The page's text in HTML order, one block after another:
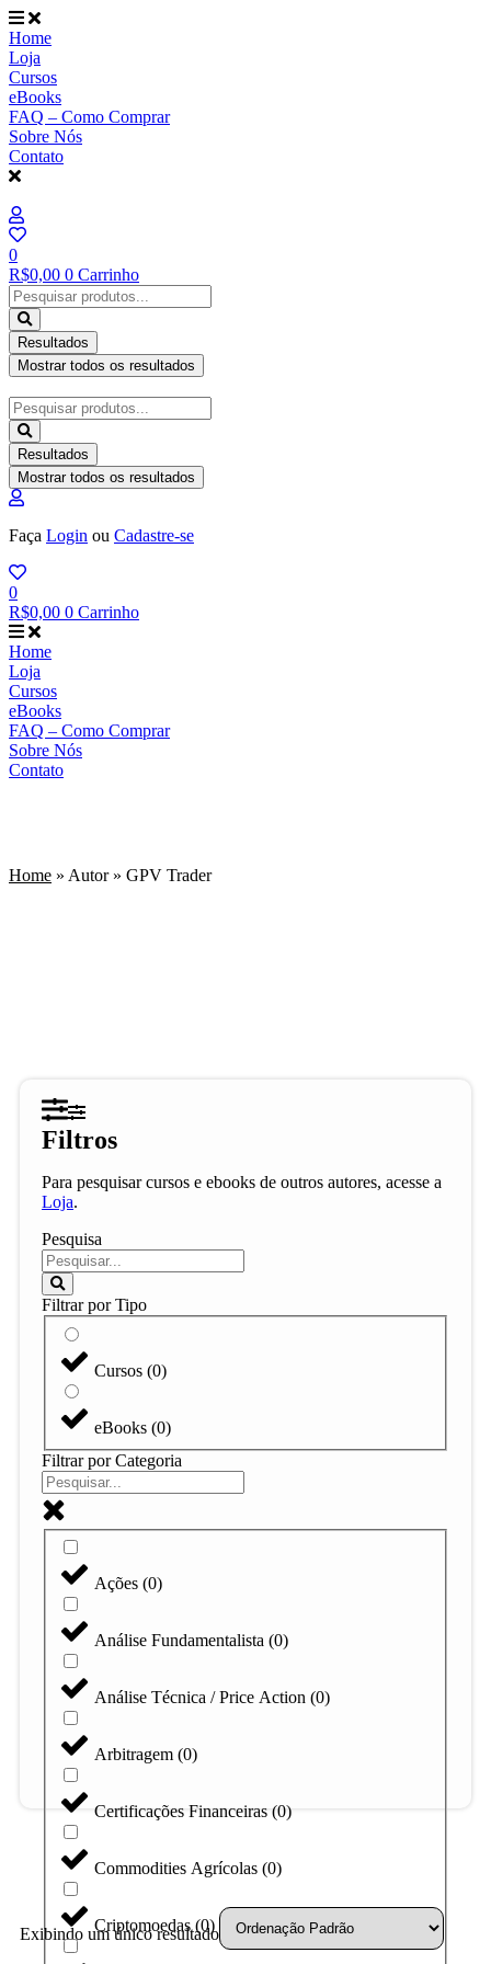
Ir
para
o
conteúdo
Home
Loja
Cursos
eBooks
FAQ – Como Comprar
Sobre Nós
Contato
0
R$0,00 0 Carrinho
Pesquisar
...
Resultados
Mostrar todos os resultados
Pesquisar
...
Resultados
Mostrar todos os resultados
Faça Login ou Cadastre-se
0
R$0,00 0 Carrinho
Home
Loja
Cursos
eBooks
FAQ – Como Comprar
Sobre Nós
Contato
Home » Autor» GPV Trader
Filtros
Para pesquisar cursos e ebooks de outros autores, acesse a
Loja.
Pesquisa
Filtrar por Tipo
Cursos (0)
eBooks (0)
Filtrar por Categoria
Ações (0)
Análise Fundamentalista (0)
Análise Técnica / Price Action (0)
Arbitragem (0)
Certificações Financeiras (0)
Commodities Agrícolas (0)
Criptomoedas(0)
Exibindo um único resultado